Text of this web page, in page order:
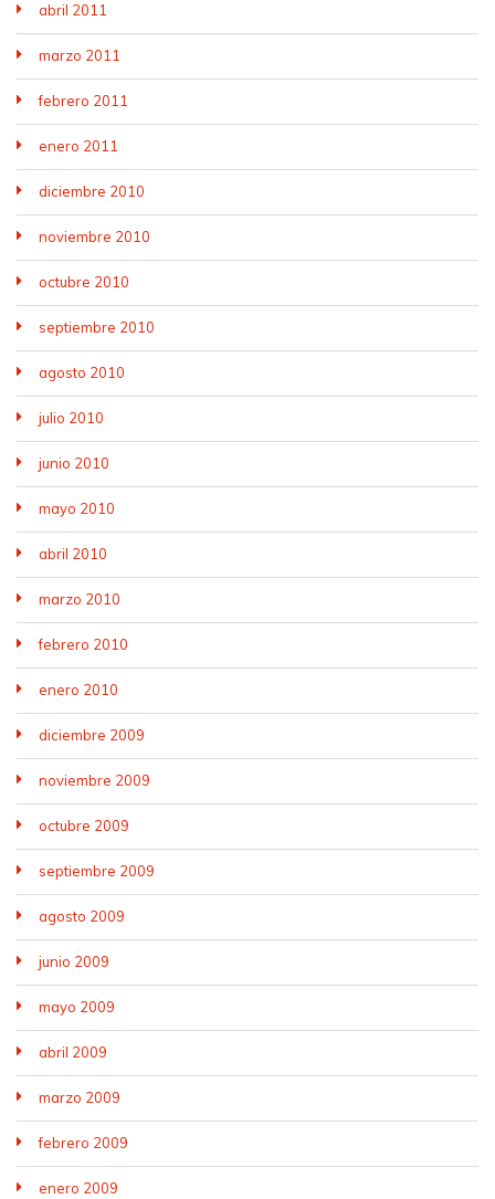
abril 2011
marzo 2011
febrero 2011
enero 2011
diciembre 2010
noviembre 2010
octubre 2010
septiembre 2010
agosto 2010
julio 2010
junio 2010
mayo 2010
abril 2010
marzo 2010
febrero 2010
enero 2010
diciembre 2009
noviembre 2009
octubre 2009
septiembre 2009
agosto 2009
junio 2009
mayo 2009
abril 2009
marzo 2009
febrero 2009
enero 2009